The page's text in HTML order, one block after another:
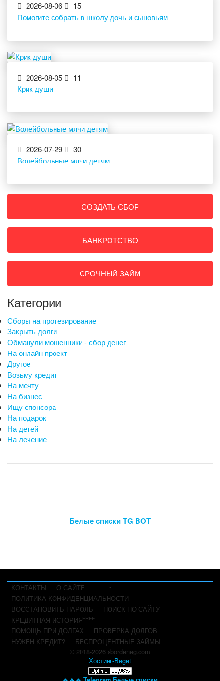
2026-08-06
15
Помогите собрать в школу дочь и сыновьям
2026-08-05
11
Крик души
2026-07-29
30
Волейбольные мячи детям
СОЗДАТЬ СБОР
БАНКРОТСТВО
СРОЧНЫЙ ЗАЙМ
Категории
Сборы на протезирование
Закрыть долги
Обманули мошенники - сбор денег
На онлайн проект
Другое
Возьму кредит
На мечту
На бизнес
Ищу спонсора
На подарок
На детей
На лечение
Белые списки TG BOT
-
КОНТАКТЫ
О САЙТЕ
ПОЛИТИКА КОНФИДЕНЦИАЛЬНОСТИ
ВОССТАНОВИТЬ ПАРОЛЬ
ПОИСК ПО САЙТУ
КРЕДИТНАЯ ИСТОРИЯFREE
ПОМОЩЬ ПРИ ДОЛГАХ
ПРОВЕРКА ДОЛГОВ
НУЖЕН КРЕДИТ?
БЕСПРОЦЕНТНЫЕ ЗАЙМЫ
© 2018-2026 sbordeneg.com
Хостинг-Beget